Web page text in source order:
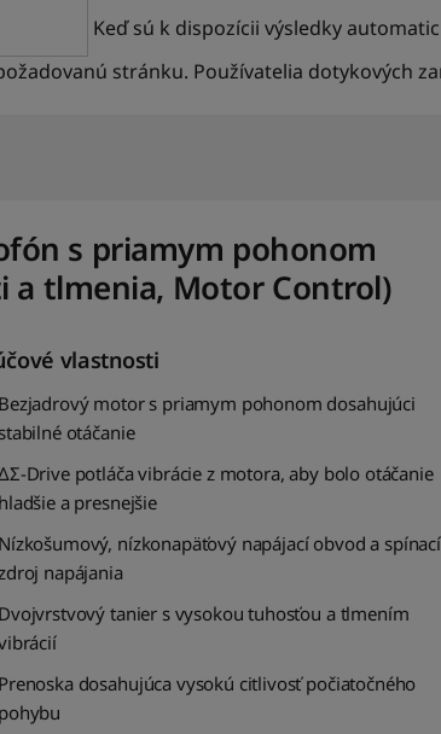
Keď sú k dispozícii výsledky
stránku. Používatelia dotykových
s priamym pohonom
a tlmenia, Motor Control)
vlastnosti
Bezjadrový motor s priamym pohonom dosahujúci
stabilné otáčanie
Drive potláča vibrácie z motora, aby bolo otáčanie
hladšie a presnejšie
Nízkošumový, nízkonapäťový napájací obvod a spínací
napájania
Dvojvrstvový tanier s vysokou tuhosťou a tlmením
Prenoska dosahujúca vysokú citlivosť počiatočného
pohybu